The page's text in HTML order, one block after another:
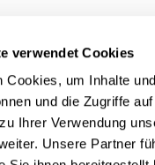
verwendet Cookies
Cookies, um Inhalte
und die Zugriffe
Ihrer Verwendung
Unsere Partner